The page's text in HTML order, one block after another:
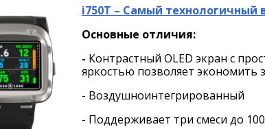
i750T – Самый технологичный
Основные отличия:
- Контрастный OLED экран с
яркостью позволяет экономить
- Воздушноинтегрированный
- Поддерживает три смеси до